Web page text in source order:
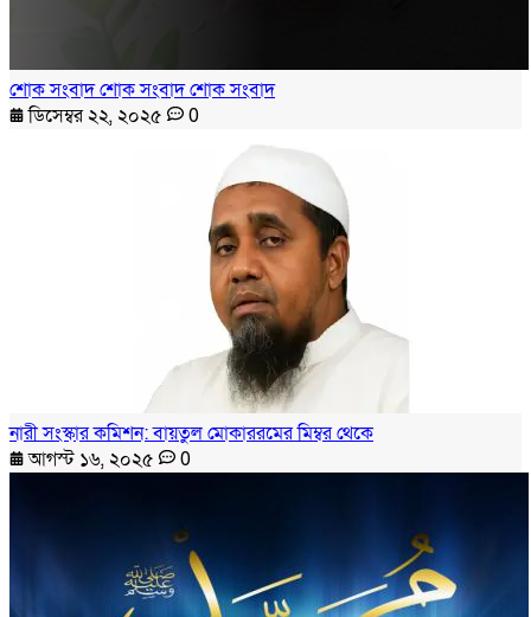
শোক সংবাদ শোক সংবাদ শোক সংবাদ
ডিসেম্বর ২২, ২০২৫
0
নারী সংস্কার কমিশন: বায়তুল মোকাররমের মিম্বর থেকে
আগস্ট ১৬, ২০২৫
0